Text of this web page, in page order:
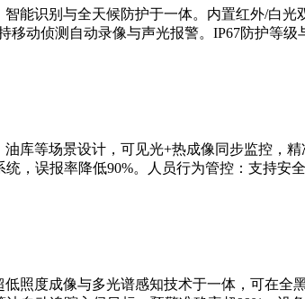
能识别与全天候防护于一体。内置红外/白
动侦测自动录像与声光报警。IP67防护等
等场景设计，可见光+热成像同步监控，
，误报率降低90%。人员行为管控：支持安
照度成像与多光谱感知技术于一体，可在